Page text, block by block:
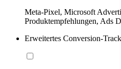
Meta-Pixel, Microsoft
Produktempfehlungen, Ads
Erweitertes Conversion-